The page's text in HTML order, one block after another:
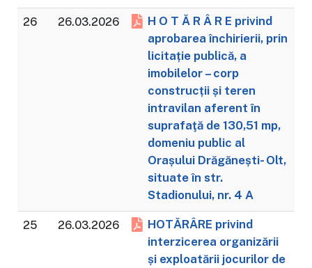
26 26.03.2026
H O T Ă R Â R E privind
aprobarea închirierii, prin
licitație publică, a
imobilelor – corp
construcții și teren
intravilan aferent în
suprafaţă de 130,51 mp,
domeniu public al
Orașului Drăgănești- Olt,
situate în str.
Stadionului, nr. 4 A
25 26.03.2026
HOTĂRÂRE privind
interzicerea organizării
și exploatării jocurilor de